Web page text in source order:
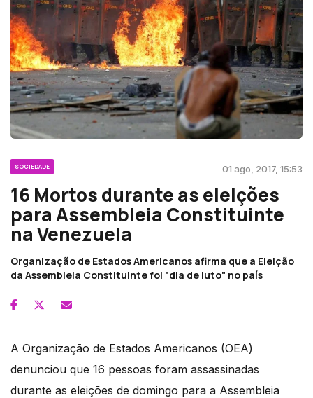
SOCIEDADE 01 ago, 2017, 15:53
16 Mortos durante as eleições
para Assembleia Constituinte
na Venezuela
Organização de Estados Americanos afirma que a Eleição
da Assembleia Constituinte foi "dia de luto" no país
A Organização de Estados Americanos (OEA)
denunciou que 16 pessoas foram assassinadas
durante as eleições de domingo para a Assembleia